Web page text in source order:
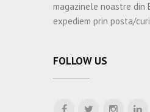
magazinele noastre din
expediem prin posta/
FOLLOW US